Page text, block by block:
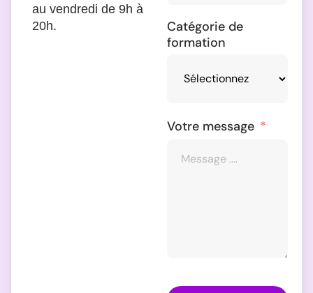
au vendredi de 9h à
20h.
Catégorie de
formation
Votre message